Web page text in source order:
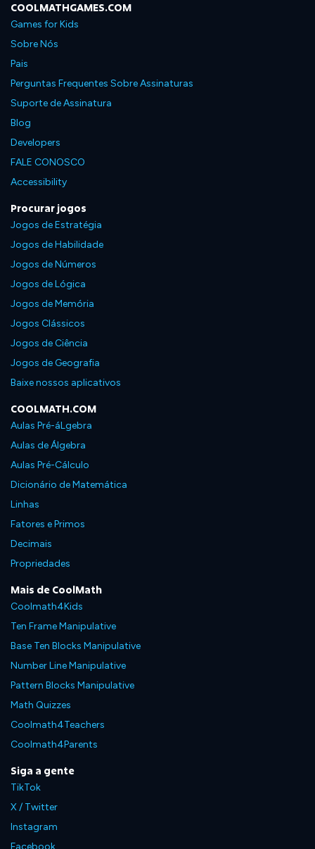
COOLMATHGAMES.COM
Games for Kids
Sobre Nós
Pais
Perguntas Frequentes Sobre Assinaturas
Suporte de Assinatura
Blog
Developers
FALE CONOSCO
Accessibility
Procurar jogos
Jogos de Estratégia
Jogos de Habilidade
Jogos de Números
Jogos de Lógica
Jogos de Memória
Jogos Clássicos
Jogos de Ciência
Jogos de Geografia
Baixe nossos aplicativos
COOLMATH.COM
Aulas Pré-áLgebra
Aulas de Álgebra
Aulas Pré-Cálculo
Dicionário de Matemática
Linhas
Fatores e Primos
Decimais
Propriedades
Mais de CoolMath
Coolmath4Kids
Ten Frame Manipulative
Base Ten Blocks Manipulative
Number Line Manipulative
Pattern Blocks Manipulative
Math Quizzes
Coolmath4Teachers
Coolmath4Parents
Siga a gente
TikTok
X / Twitter
Instagram